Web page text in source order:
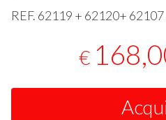
REF. 62119 + 62120+ 62107
€